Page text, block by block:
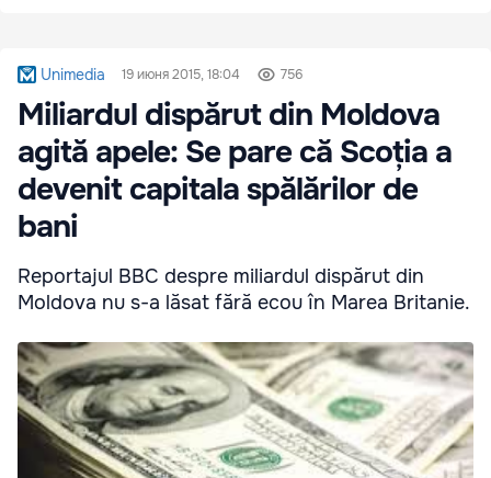
Unimedia 19 июня 2015, 18:04 756
Miliardul dispărut din Moldova
agită apele: Se pare că Scoția a
devenit capitala spălărilor de
bani
Reportajul BBC despre miliardul dispărut din
Moldova nu s-a lăsat fără ecou în Marea Britanie.